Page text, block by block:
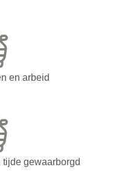
en arbeid
gewaarborgd